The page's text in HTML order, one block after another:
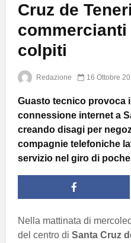
Cruz de
colpiti
Redazione 16 Ottobre
Guasto tecnico provoca
connessione internet a
creando disagi per
compagnie telefoniche
servizio nel giro di
Nella mattinata di
del centro di Santa Cruz